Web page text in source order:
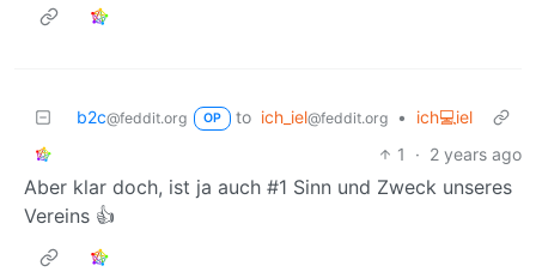
b2c@feddit.org OP to ich_iel@feddit.org •
ich💻iel
1
· 2 years ago
Aber klar doch, ist ja auch #1 Sinn und Zweck unseres
Vereins 👍